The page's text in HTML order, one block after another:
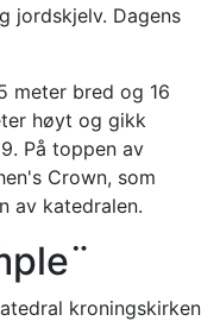
jordskjelv. Dagens
meter bred og 16
høyt og gikk
På toppen av
Crown, som
av katedralen.
kroningskirken